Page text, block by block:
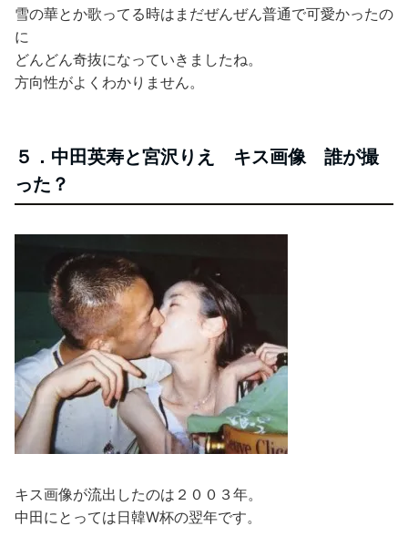
雪の華とか歌ってる時はまだぜんぜん普通で可愛かったの
に
どんどん奇抜になっていきましたね。
方向性がよくわかりません。
５．中田英寿と宮沢りえ キス画像 誰が撮
った？
キス画像が流出したのは２００３年。
中田にとっては日韓W杯の翌年です。